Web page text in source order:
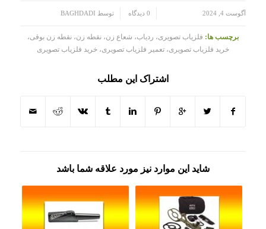
آگوست 4, 2024 0 دیدگاه توسط BAGHDADI
برچسب ها: فلزیاب تصویری، ردیاب، شعاع زن، نقطه زن، نقطه زن بوقی،
خرید فلزیاب تصویری، تعمیر فلزیاب تصویری، خرید فلزیاب تصویری
اشتراک این مطلب
شاید این موارد نیز مورد علاقه شما باشد